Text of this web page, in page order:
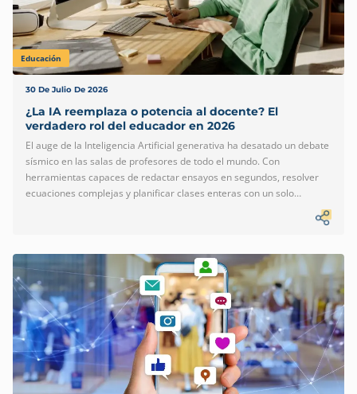
Educación
30 De Julio De 2026
¿La IA reemplaza o potencia al docente? El
verdadero rol del educador en 2026
El auge de la Inteligencia Artificial generativa ha desatado un debate
sísmico en las salas de profesores de todo el mundo. Con
herramientas capaces de redactar ensayos en segundos, resolver
ecuaciones complejas y planificar clases enteras con un solo
educador no está asegurada por la tradición, sino por su capacidad
de mutar. La IA no viene a reemplazar al maestro; viene a obligarlo a
dejar de ser un simple transmisor […]